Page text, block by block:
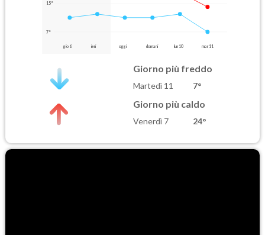
15°
7°
gio 6 ieri oggi domani lun 10 mar 11
Giorno più freddo
Martedì 11 7°
Giorno più caldo
Venerdì 7 24°